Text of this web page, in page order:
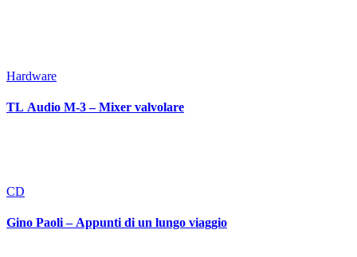
Hardware
TL Audio M-3 – Mixer valvolare
CD
Gino Paoli – Appunti di un lungo viaggio